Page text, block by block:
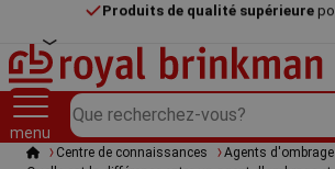
Produits de qualité supérieure
Recevoir un devis dansles 24
Produits de qualité supérieure
R
Toggle
menu Recherche
H
o
m
Centre de connaissances
Agents d'ombrage